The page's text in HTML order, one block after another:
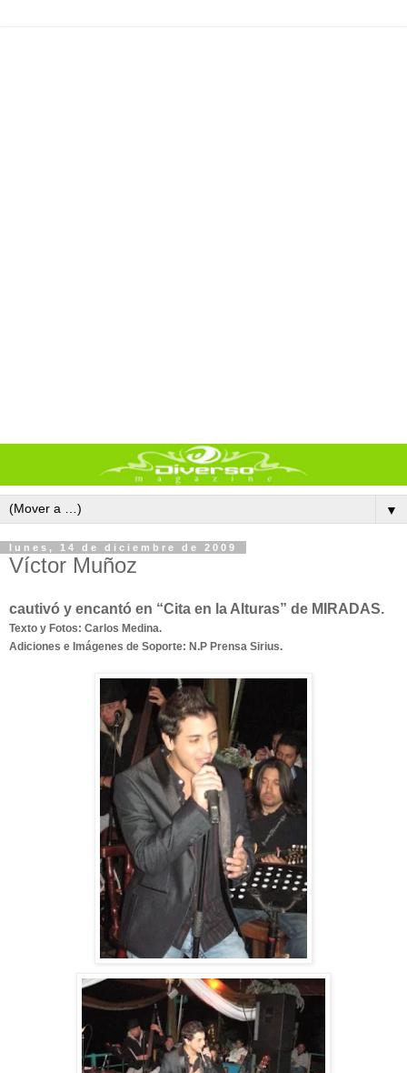
▼
lunes, 14 de diciembre de 2009
Víctor Muñoz
cautivó y encantó en “Cita en la Alturas” de M RA DAS.
Texto y Fotos: Carlos Medina.
Adiciones e Imágenes de Soporte: N.P Prensa Sirius.